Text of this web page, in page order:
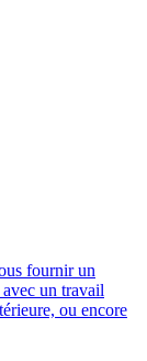
fournir un
un travail
ou encore